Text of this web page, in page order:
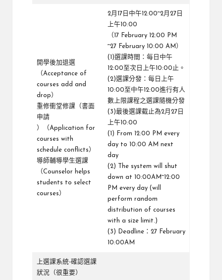
開學後加退選
（Acceptance of
courses add and
drop）
重修衝堂修課（書面
申請
）（Application for
courses with
schedule conflicts）
導師輔導學生選課
（Counselor helps
students to select
courses）
2月17日中午12:00~2月27日
上午10:00
（17 February 12:00 PM
~27 February 10:00 AM）
(1)選課時間：每日中午
12:00至次日上午10:00止。
(2)選課分發：每日上午
10:00至中午12:00進行有人
數上限課程之選課隨機分發
(3)最後選課截止為2月27日
上午10:00
(1) From 12:00 PM every
day to 10:00 AM next
day
(2) The system will shut
down at 10:00AM~12:00
PM every day (will
perform random
distribution of courses
with a size limit.)
(3) Deadline：27 February
10:00AM
上選課系統-確認選課
狀況（很重要）